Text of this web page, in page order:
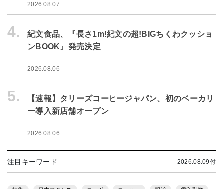
2026.08.07
4.
紀文食品、『長さ1m!紀文の超!BIGちくわクッショ
ンBOOK』発売決定
2026.08.06
5.
【速報】タリーズコーヒージャパン、初のベーカリ
ー導入新店舗オープン
2026.08.06
注目キーワード 2026.08.09付